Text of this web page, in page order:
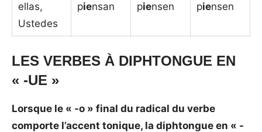
ellas,
Ustedes
piensan piensen piensen
LES VERBES À DIPHTONGUE EN
« -UE »
Lorsque le « -o » final du radical du verbe
comporte l’accent tonique, la diphtongue en « -